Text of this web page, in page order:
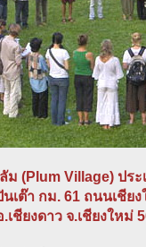
(Plum Village) ประ
เต๊า กม. 61 ถนนเชียง
เชียงดาว จ.เชียงใหม่